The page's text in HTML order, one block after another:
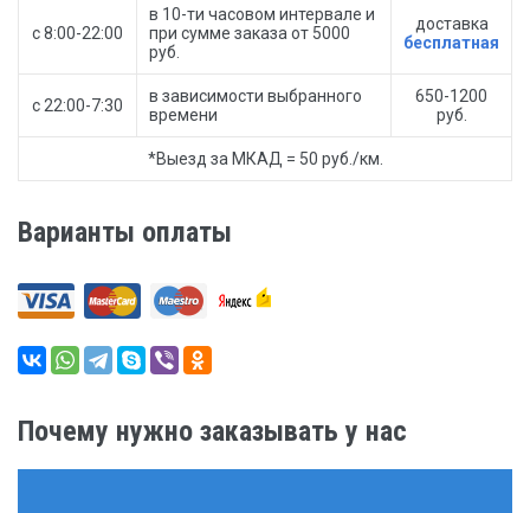
с 8:00-22:00
в 10-ти часовом интервале и
при сумме заказа от 5000
руб.
доставка
бесплатная
с 22:00-7:30
в зависимости выбранного
времени
650-1200
руб.
*Выезд за МКАД = 50 руб./км.
Варианты оплаты
Почему нужно заказывать у нас